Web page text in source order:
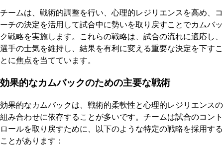
チームは、戦術的調整を行い、心理的レジリエンスを高め、コ
ーチの決定を活用して試合中に勢いを取り戻すことでカムバッ
ク戦略を実施します。これらの戦略は、試合の流れに適応し、
選手の士気を維持し、結果を有利に変える重要な決定を下すこ
とに焦点を当てています。
効果的なカムバックのための主要な戦術
効果的なカムバックは、戦術的柔軟性と心理的レジリエンスの
組み合わせに依存することが多いです。チームは試合のコント
ロールを取り戻すために、以下のような特定の戦略を採用する
ことがあります：